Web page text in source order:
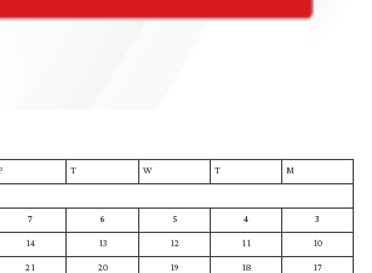
M
T
W
T
3
4
5
6
7
10
11
12
13
14
17
18
19
20
21